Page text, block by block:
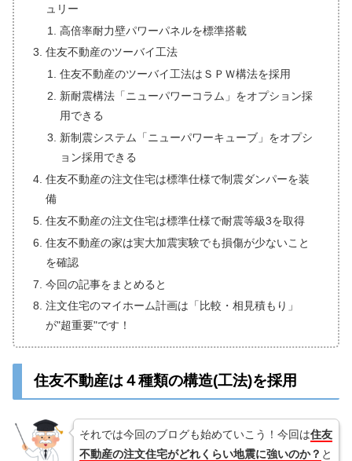
ュリー
高倍率耐力壁パワーパネルを標準搭載
住友不動産のツーバイ工法
住友不動産のツーバイ工法はＳＰＷ構法を採用
新耐震構法「ニューパワーコラム」をオプション採
用できる
新制震システム「ニューパワーキューブ」をオプシ
ョン採用できる
住友不動産の注文住宅は標準仕様で制震ダンパーを装
備
住友不動産の注文住宅は標準仕様で耐震等級3を取得
住友不動産の家は実大加震実験でも損傷が少ないこと
を確認
今回の記事をまとめると
注文住宅のマイホーム計画は「比較・相見積もり」
が"超重要"です！
住友不動産は４種類の構造(工法)を採用
それでは今回のブログも始めていこう！今回は住友
不動産の注文住宅がどれくらい地震に強いのか？ と